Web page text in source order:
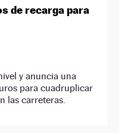
de recarga para
y anuncia una
para cuadruplicar
las carreteras.